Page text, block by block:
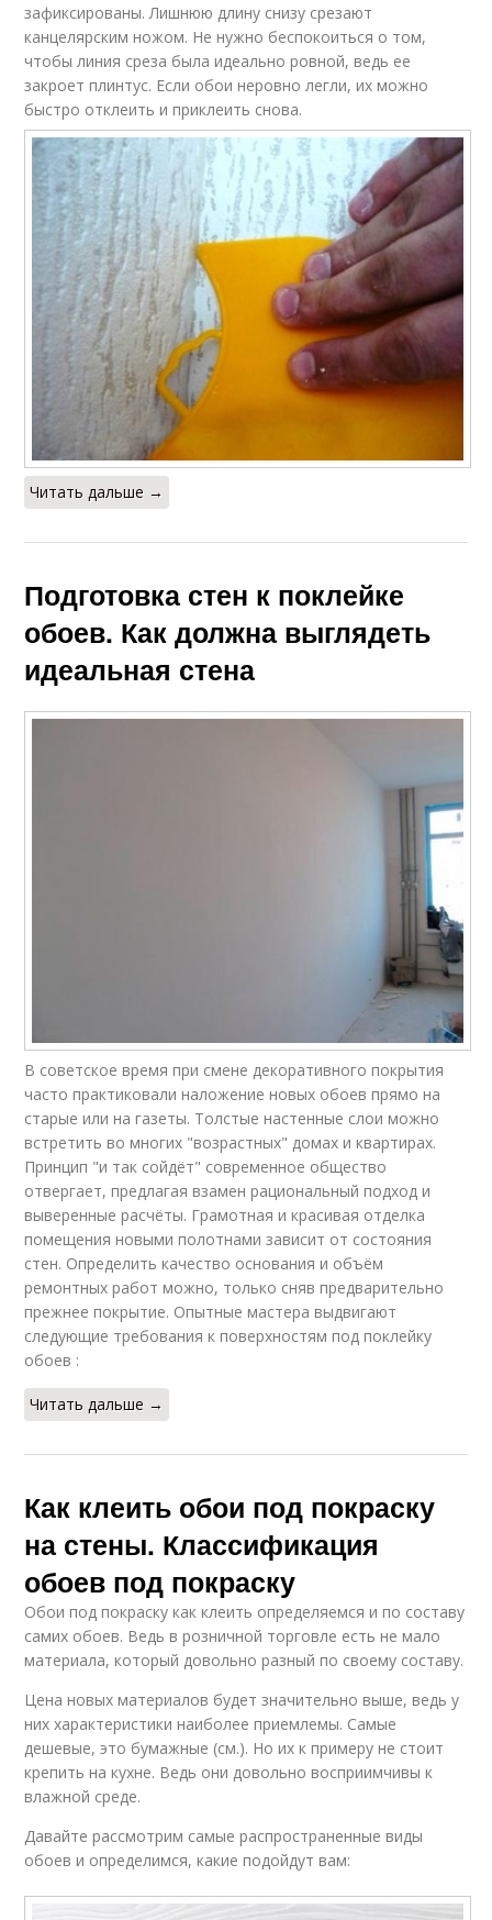
зафиксированы. Лишнюю длину снизу срезают
канцелярским ножом. Не нужно беспокоиться о том,
чтобы линия среза была идеально ровной, ведь ее
закроет плинтус. Если обои неровно легли, их можно
быстро отклеить и приклеить снова.
Читать дальше →
Подготовка стен к поклейке
обоев. Как должна выглядеть
идеальная стена
В советское время при смене декоративного покрытия
часто практиковали наложение новых обоев прямо на
старые или на газеты. Толстые настенные слои можно
встретить во многих "возрастных" домах и квартирах.
Принцип "и так сойдёт" современное общество
отвергает, предлагая взамен рациональный подход и
выверенные расчёты. Грамотная и красивая отделка
помещения новыми полотнами зависит от состояния
стен. Определить качество основания и объём
ремонтных работ можно, только сняв предварительно
прежнее покрытие. Опытные мастера выдвигают
следующие требования к поверхностям под поклейку
обоев :
Читать дальше →
Как клеить обои под покраску
на стены. Классификация
обоев под покраску
Обои под покраску как клеить определяемся и по составу
самих обоев. Ведь в розничной торговле есть не мало
материала, который довольно разный по своему составу.
Цена новых материалов будет значительно выше, ведь у
них характеристики наиболее приемлемы. Самые
дешевые, это бумажные (см.). Но их к примеру не стоит
крепить на кухне. Ведь они довольно восприимчивы к
влажной среде.
Давайте рассмотрим самые распространенные виды
обоев и определимся, какие подойдут вам: